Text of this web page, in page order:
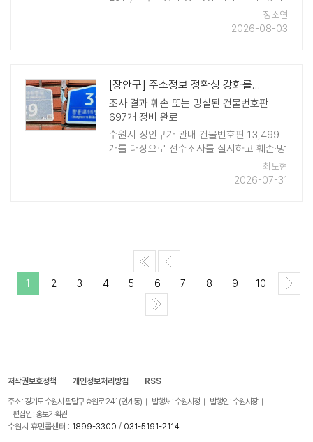
철 물가안정 캠페인」을 실시하였다. 이번 캠
페인은 수원의 대표적인 명산인 광교산을 찾
정소연
2026-08-03
[장안구] 주소정보 정확성 강화를 위한 건물번호판 전수조사 완료
조사 결과 훼손 또는 망실된 건물번호판
697개 정비 완료
수원시 장안구가 관내 건물번호판 13,499
개를 대상으로 전수조사를 실시하고 훼손·망
실된 건물번호판 697개를 정비했다고 밝혔
다. 건물번호판은 도로명주소를 안내하는 기
최도현
2026-07-31
1 2 3 4 5 6 7 8 9 10
저작권보호정책 개인정보처리방침 RSS
주소 : 경기도 수원시 팔달구 효원로 241 (인계동) 발행처 : 수원시청
발행인 : 수원시장
편집인 : 홍보기획관
수원시 휴먼콜센터 : 1899-3300 / 031-5191-2114